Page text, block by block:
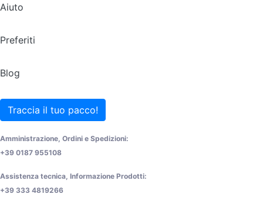
Aiuto
Preferiti
Blog
Traccia il tuo pacco!
Amministrazione, Ordini e Spedizioni:
+39 0187 955108
Assistenza tecnica, Informazione Prodotti:
+39 333 4819266